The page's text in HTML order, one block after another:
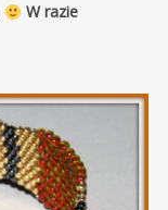
W razie